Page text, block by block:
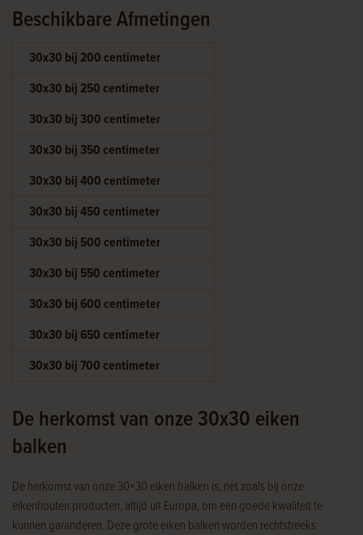
Beschikbare Afmetingen
30x30 bij 200 centimeter
30x30 bij 250 centimeter
30x30 bij 300 centimeter
30x30 bij 350 centimeter
30x30 bij 400 centimeter
30x30 bij 450 centimeter
30x30 bij 500 centimeter
30x30 bij 550 centimeter
30x30 bij 600 centimeter
30x30 bij 650 centimeter
30x30 bij 700 centimeter
De herkomst van onze 30x30 eiken
balken
De herkomst van onze 30×30 eiken balken is, net zoals bij onze
eikenhouten producten, altijd uit Europa, om een goede kwaliteit te
kunnen garanderen. Deze grote eiken balken worden rechtstreeks